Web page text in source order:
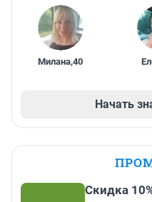
Милана,40
Начать
Скидка